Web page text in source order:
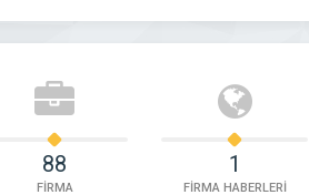
88
FİRMA
1
FİRMA HABERLERİ